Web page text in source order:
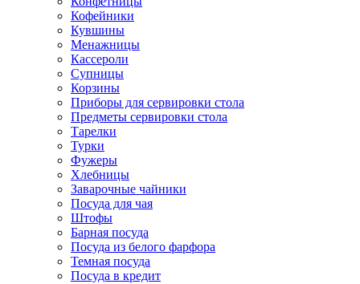
Кофейники
Кувшины
Менажницы
Кассероли
Супницы
Корзины
Приборы для сервировки стола
Предметы сервировки стола
Тарелки
Турки
Фужеры
Хлебницы
Заварочные чайники
Посуда для чая
Штофы
Барная посуда
Посуда из белого фарфора
Темная посуда
Посуда в кредит